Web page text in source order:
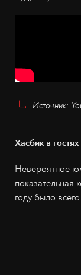
Источник:
Хасбик в
Невероятное
показательная
году было